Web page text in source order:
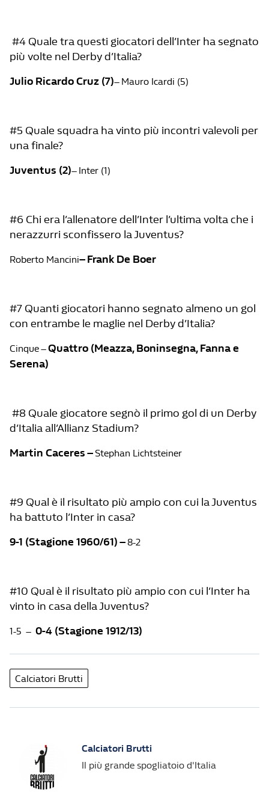
#4 Quale tra questi giocatori dell’Inter ha segnato
più volte nel Derby d’Italia?
Julio Ricardo Cruz (7)– Mauro Icardi (5)
#5 Quale squadra ha vinto più incontri valevoli per
una finale?
Juventus (2)– Inter (1)
#6 Chi era l’allenatore dell’Inter l’ultima volta che i
nerazzurri sconfissero la Juventus?
Roberto Mancini– Frank De Boer
#7 Quanti giocatori hanno segnato almeno un gol
con entrambe le maglie nel Derby d’Italia?
Cinque –Quattro (Meazza, Boninsegna, Fanna e
Serena)
#8 Quale giocatore segnò il primo gol di un Derby
d’Italia all’Allianz Stadium?
Martin Caceres – Stephan Lichtsteiner
#9 Qual è il risultato più ampio con cui la Juventus
ha battuto l’Inter in casa?
9-1 (Stagione 1960/61) –8-2
#10 Qual è il risultato più ampio con cui l’Inter ha
vinto in casa della Juventus?
1-5 – 0-4 (Stagione 1912/13)
Calciatori Brutti
Calciatori Brutti
Il più grande spogliatoio d'Italia